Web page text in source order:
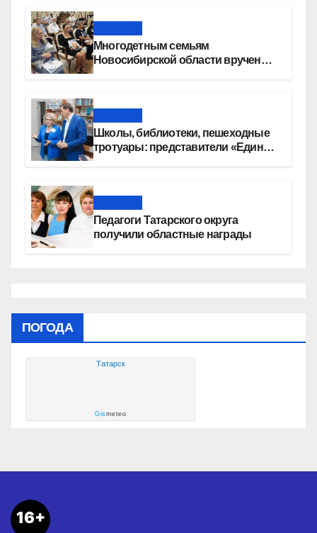
Многодетным семьям
Новосибирской области вручены
Школы, библиотеки, пешеходные
тротуары: представители «Единой
Педагоги Татарского округа
получили областные награды
ПОГОДА
Татарск
Gismeteo
16+